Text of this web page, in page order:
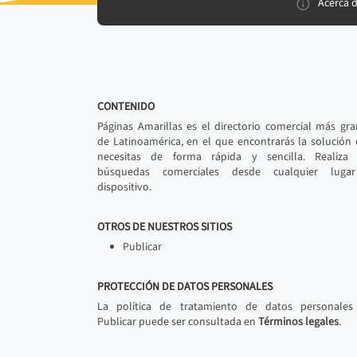
Acerca
CONTENIDO
Páginas Amarillas es el directorio comercial más
de Latinoamérica, en el que encontrarás la solución
necesitas de forma rápida y sencilla. Realiza
búsquedas comerciales desde cualquier
dispositivo.
OTROS DE NUESTROS SITIOS
Publicar
PROTECCIÓN DE DATOS PERSONALES
La política de tratamiento de datos
Publicar puede ser consultada en Términos legales.